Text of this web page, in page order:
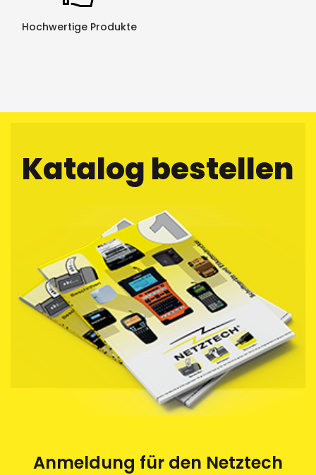
Hochwertige Produkte
Katalog bestellen
Anmeldung für den Netztech